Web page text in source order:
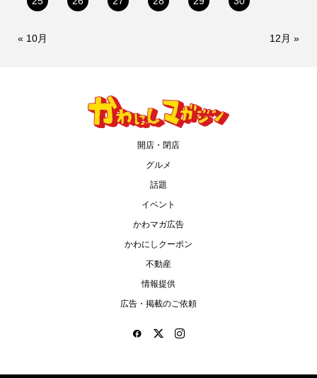
« 10月 12月 »
開店・閉店
グルメ
話題
イベント
かわマガ広告
かわにしクーポン
不動産
情報提供
広告・掲載のご依頼